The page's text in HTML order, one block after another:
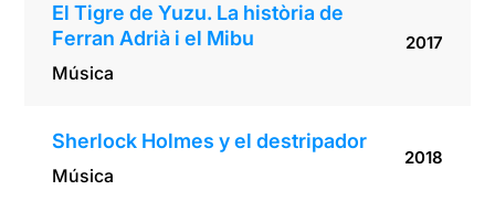
El Tigre de Yuzu. La història de
Ferran Adrià i el Mibu
Música
2017
Sherlock Holmes y el destripador
Música
2018